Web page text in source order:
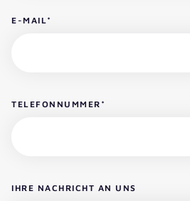
E-MAIL *
TELEFONNUMMER *
IHRE NACHRICHT AN UNS